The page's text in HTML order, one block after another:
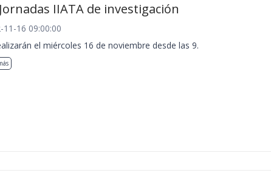
IIATA de investigación
11-16 09:00:00
el miércoles 16 de noviembre desde las 9.